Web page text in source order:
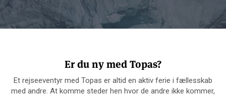
Er du ny med Topas?
Et rejseeventyr med Topas er altid en aktiv ferie i fællesskab
med andre. At komme steder hen hvor de andre ikke kommer,